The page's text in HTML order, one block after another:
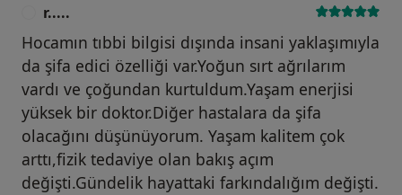
r.....
Hocamın tıbbi bilgisi dışında insani yaklaşımıyla
da şifa edici özelliği var.Yoğun sırt ağrılarım
vardı ve çoğundan kurtuldum.Yaşam enerjisi
yüksek bir doktor.Diğer hastalara da şifa
olacağını düşünüyorum. Yaşam kalitem çok
arttı,fizik tedaviye olan bakış açım
değişti.Gündelik hayattaki farkındalığım değişti.